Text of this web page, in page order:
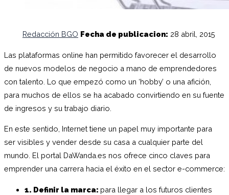
Redacción BGO Fecha de publicacion: 28 abril, 2015
Las plataformas online han permitido favorecer el desarrollo
de nuevos modelos de negocio a mano de emprendedores
con talento. Lo que empezó como un ‘hobby’ o una afición,
para muchos de ellos se ha acabado convirtiendo en su fuente
de ingresos y su trabajo diario.
En este sentido, Internet tiene un papel muy importante para
ser visibles y vender desde su casa a cualquier parte del
mundo. El portal DaWanda.es nos ofrece cinco claves para
emprender una carrera hacia el éxito en el sector e-commerce:
1. Definir la marca: para llegar a los futuros clientes